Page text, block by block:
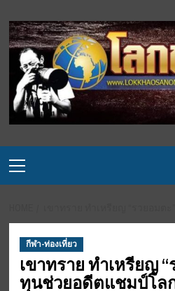
to
content
Menu
กีฬา-ท่องเที่ยว
เขาทราย ทำเหรียญ
ทุนช่วยอดีตแชมป์โล